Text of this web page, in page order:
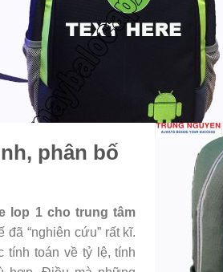
phân bố
lop 1 cho trung tâm
“nghiên cứu” rất kĩ.
tính toán về tỷ lệ, tính